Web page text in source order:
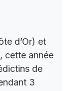
d’Or) et
cette année
de
3